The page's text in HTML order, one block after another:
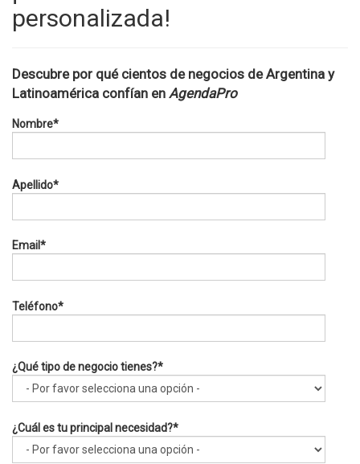
personalizada!
Descubre por qué cientos de negocios de Argentina y
Latinoamérica confían en AgendaPro
Nombre*
Apellido*
Email*
Teléfono*
¿Qué tipo de negocio tienes?*
¿Cuál es tu principal necesidad?*